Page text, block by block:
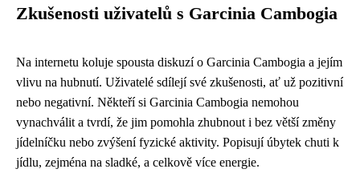
Zkušenosti uživatelů s Garcinia Cambogia
Na internetu koluje spousta diskuzí o Garcinia Cambogia a jejím
vlivu na hubnutí. Uživatelé sdílejí své zkušenosti, ať už pozitivní
nebo negativní. Někteří si Garcinia Cambogia nemohou
vynachválit a tvrdí, že jim pomohla zhubnout i bez větší změny
jídelníčku nebo zvýšení fyzické aktivity. Popisují úbytek chuti k
jídlu, zejména na sladké, a celkově více energie.